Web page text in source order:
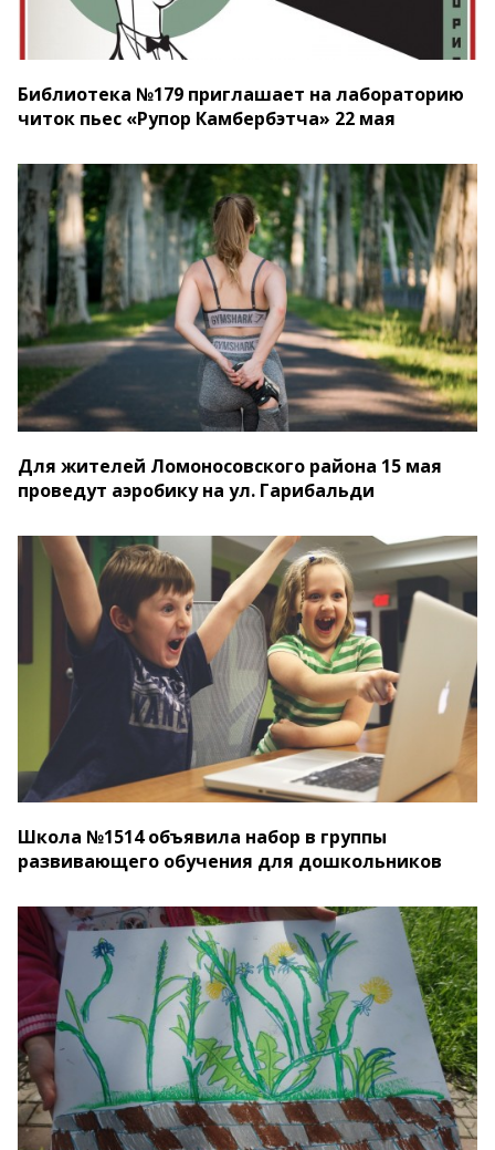
Библиотека №179 приглашает на лабораторию
читок пьес «Рупор Камбербэтча» 22 мая
Для жителей Ломоносовского района 15 мая
проведут аэробику на ул. Гарибальди
Школа №1514 объявила набор в группы
развивающего обучения для дошкольников